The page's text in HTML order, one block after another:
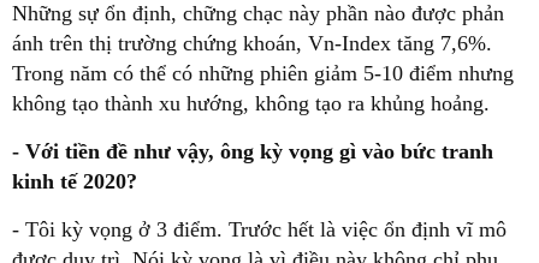
Những sự ổn định, chững chạc này phần nào được phản
ánh trên thị trường chứng khoán, Vn-Index tăng 7,6%.
Trong năm có thể có những phiên giảm 5-10 điểm nhưng
không tạo thành xu hướng, không tạo ra khủng hoảng.
- Với tiền đề như vậy, ông kỳ vọng gì vào bức tranh
kinh tế 2020?
- Tôi kỳ vọng ở 3 điểm. Trước hết là việc ổn định vĩ mô